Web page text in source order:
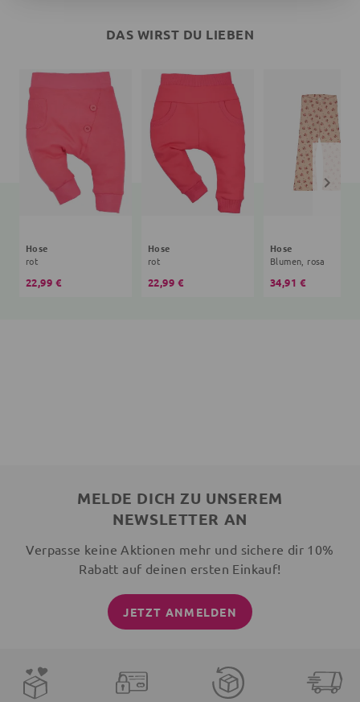
DAS WIRST DU LIEBEN
Hose
rot
22,99 €
Hose
rot
22,99 €
Hose
Blumen, rosa
34,91 €
MELDE DICH ZU UNSEREM
NEWSLETTER AN
Verpasse keine Aktionen mehr und sichere dir 10%
Rabatt auf deinen ersten Einkauf!
JETZT ANMELDEN